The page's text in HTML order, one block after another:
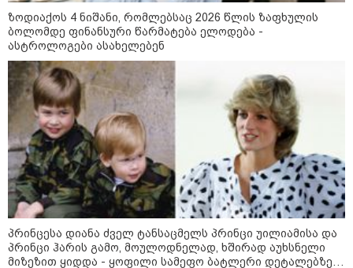
უკრაინულ თვითმფრინავთან
ახლოს ასაფეთქებელი
მოწყობილობით აღჭურვილი
დრონი აღმოაჩინეს - რას წერს
მედია
13:22 / 05-08-2026
საფრანგეთის სოფელში ტყის
ხანძრის შემდეგ მეორე
მსოფლიო ომის დროინდელი
ასობით ჭურვი აღმოაჩინეს -
"რიგრიგობით
ფეთქდებოდნენ..."
იტალიაში ქალმა, ლატარიის
ბილეთი, რომელმაც 1 მლნ
მოიგო, შემთხვევით ნაგავში
ზოდიაქოს 4 ნიშანი, რომლებსაც 2026 წლის ზაფხულის
ბოლომდე ფინანსური წარმატება ელოდება -
ასტროლოგები ასახელებენ
პრინცესა დიანა ძველ ტანსაცმელს პრინცი უილიამისა და
პრინცი ჰარის გამო, მოულოდნელად, ხშირად აუხსნელი
მიზეზით ყიდდა - ყოფილი სამეფო ბატლერი დეტალებზე